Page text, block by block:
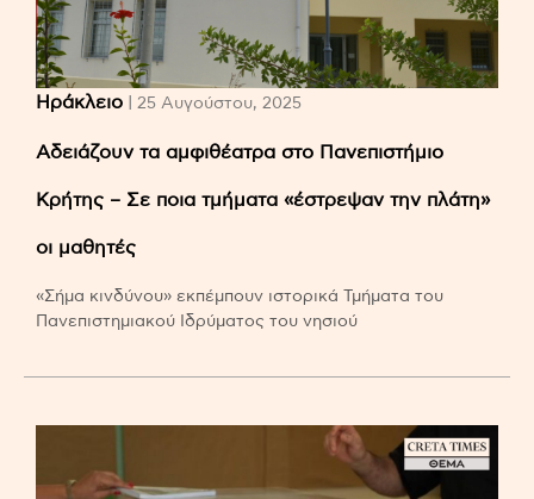
Ηράκλειο | 25 Αυγούστου, 2025
Αδειάζουν τα αμφιθέατρα στο Πανεπιστήμιο
Κρήτης – Σε ποια τμήματα «έστρεψαν την πλάτη»
οι μαθητές
«Σήμα κινδύνου» εκπέμπουν ιστορικά Τμήματα του
Πανεπιστημιακού Ιδρύματος του νησιού